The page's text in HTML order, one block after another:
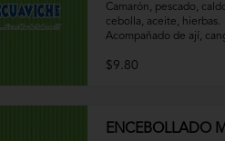
Camarón, pescado,
cebolla, aceite, hierbas.
Acompañado de ají,
$9.80
ENCEBOLLADO